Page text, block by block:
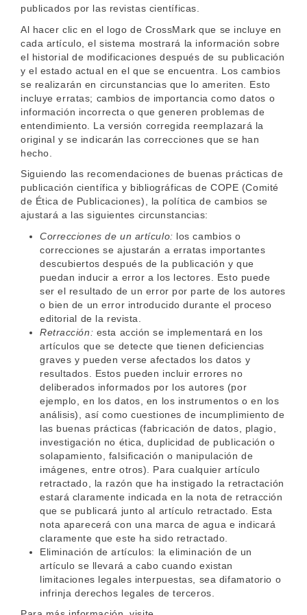
n
t
S
i
d
e
b
a
r
publicados por las revistas científicas.
Al hacer clic en el logo de CrossMark que se incluye en
cada artículo, el sistema mostrará la información sobre
el historial de modificaciones después de su publicación
y el estado actual en el que se encuentra. Los cambios
se realizarán en circunstancias que lo ameriten. Esto
incluye erratas; cambios de importancia como datos o
información incorrecta o que generen problemas de
entendimiento. La versión corregida reemplazará la
original y se indicarán las correcciones que se han
hecho.
Siguiendo las recomendaciones de buenas prácticas de
publicación científica y bibliográficas de COPE (Comité
de Ética de Publicaciones), la política de cambios se
ajustará a las siguientes circunstancias:
Correcciones de un artículo: los cambios o
correcciones se ajustarán a erratas importantes
descubiertos después de la publicación y que
puedan inducir a error a los lectores. Esto puede
ser el resultado de un error por parte de los autores
o bien de un error introducido durante el proceso
editorial de la revista.
Retracción: esta acción se implementará en los
artículos que se detecte que tienen deficiencias
graves y pueden verse afectados los datos y
resultados. Estos pueden incluir errores no
deliberados informados por los autores (por
ejemplo, en los datos, en los instrumentos o en los
análisis), así como cuestiones de incumplimiento de
las buenas prácticas (fabricación de datos, plagio,
investigación no ética, duplicidad de publicación o
solapamiento, falsificación o manipulación de
imágenes, entre otros). Para cualquier artículo
retractado, la razón que ha instigado la retractación
estará claramente indicada en la nota de retracción
que se publicará junto al artículo retractado. Esta
nota aparecerá con una marca de agua e indicará
claramente que este ha sido retractado.
Eliminación de artículos: la eliminación de un
artículo se llevará a cabo cuando existan
limitaciones legales interpuestas, sea difamatorio o
infrinja derechos legales de terceros.